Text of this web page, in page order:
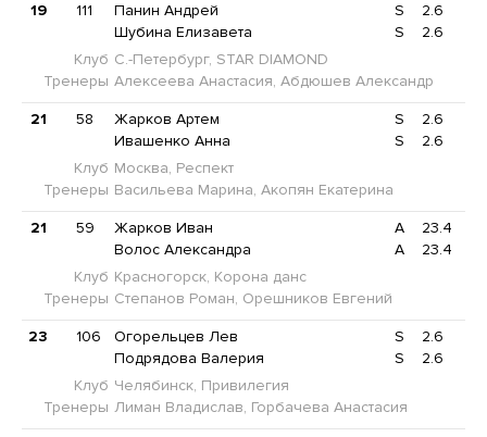
19 111 Панин Андрей S
2.6
Шубина Елизавета
S
2.6
Клуб С.-Петербург, STAR DIAMOND
Тренеры Алексеева Анастасия, Абдюшев Александр
21 58 Жарков Артем S
2.6
Ивашенко Анна
S
2.6
Клуб Москва, Респект
Тренеры Васильева Марина, Акопян Екатерина
21 59 Жарков Иван A
23.4
Волос Александра
A
23.4
Клуб Красногорск, Корона данс
Тренеры Степанов Роман, Орешников Евгений
23 106 Огорельцев Лев S
2.6
Подрядова Валерия
S
2.6
Клуб Челябинск, Привилегия
Тренеры Лиман Владислав, Горбачева Анастасия